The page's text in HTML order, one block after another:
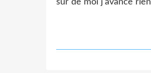
sûr de moi j'avance